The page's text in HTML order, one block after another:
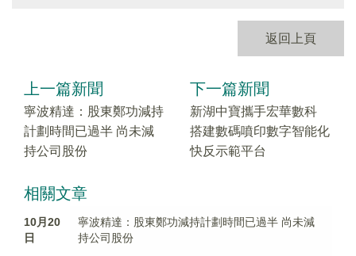
返回上頁
上一篇新聞
寧波精達：股東鄭功減持
計劃時間已過半 尚未減
持公司股份
下一篇新聞
新湖中寶攜手宏華數科
搭建數碼噴印數字智能化
快反示範平台
相關文章
10月20
日
寧波精達：股東鄭功減持計劃時間已過半 尚未減
持公司股份